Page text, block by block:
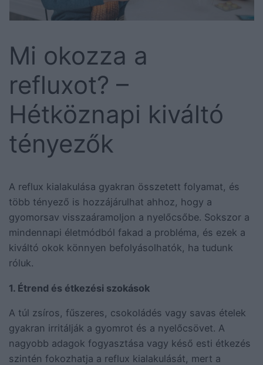
Mi okozza a
refluxot? –
Hétköznapi kiváltó
tényezők
A reflux kialakulása gyakran összetett folyamat, és
több tényező is hozzájárulhat ahhoz, hogy a
gyomorsav visszaáramoljon a nyelőcsőbe. Sokszor a
mindennapi életmódból fakad a probléma, és ezek a
kiváltó okok könnyen befolyásolhatók, ha tudunk
róluk.
1. Étrend és étkezési szokások
A túl zsíros, fűszeres, csokoládés vagy savas ételek
gyakran irritálják a gyomrot és a nyelőcsövet. A
nagyobb adagok fogyasztása vagy késő esti étkezés
szintén fokozhatja a reflux kialakulását, mert a